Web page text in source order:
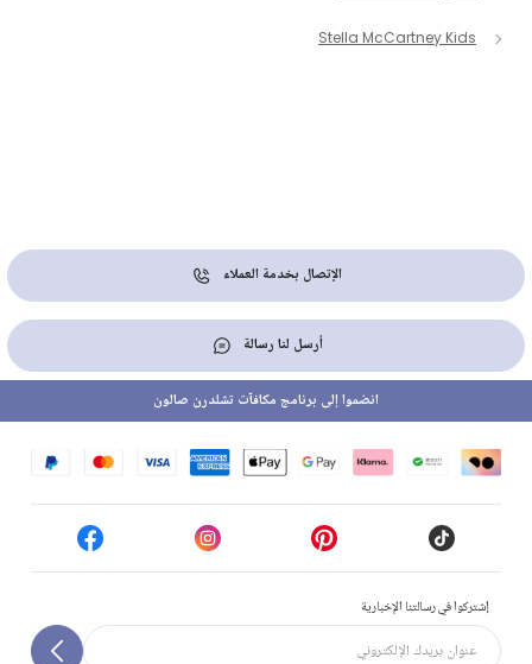
Stella McCartney Kids
الإتصال بخدمة العملاء
أرسل لنا رسالة
إشتركوا في رسالتنا الإخبارية
انضموا إلى برنامج مكافآت تشلدرن صالون